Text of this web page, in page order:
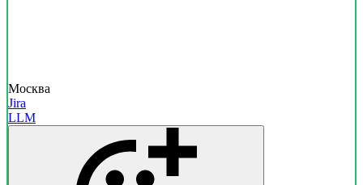
Москва
Jira
LLM